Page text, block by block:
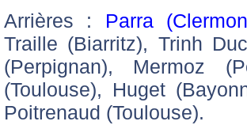
Arrières : Parra
Traille (Biarritz), Trinh
(Perpignan), Mermoz
(Toulouse), Huget
Poitrenaud (Toulouse).